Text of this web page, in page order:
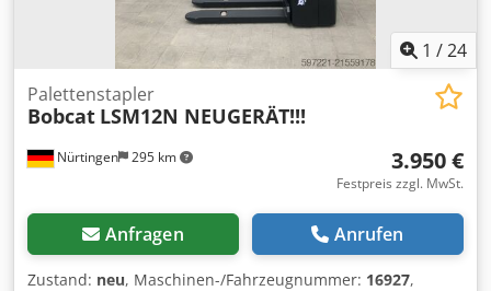
1 /24
Nürtingen 295 km
Palettenstapler
Bobcat LSM12N NEUGERÄT!!!
3.950 €
Festpreis zzgl. MwSt.
Anfragen Anrufen
Zustand: neu, Maschinen-/Fahrzeugnummer: 16927,